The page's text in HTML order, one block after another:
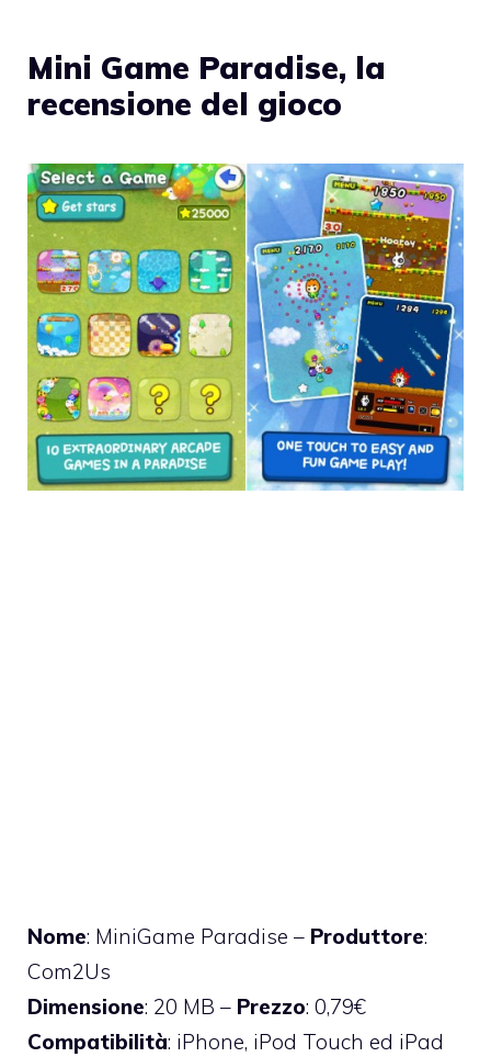
Mini Game Paradise, la
recensione del gioco
Nome: MiniGame Paradise – Produttore:
Com2Us
Dimensione: 20 MB – Prezzo: 0,79€
Compatibilità: iPhone, iPod Touch ed iPad